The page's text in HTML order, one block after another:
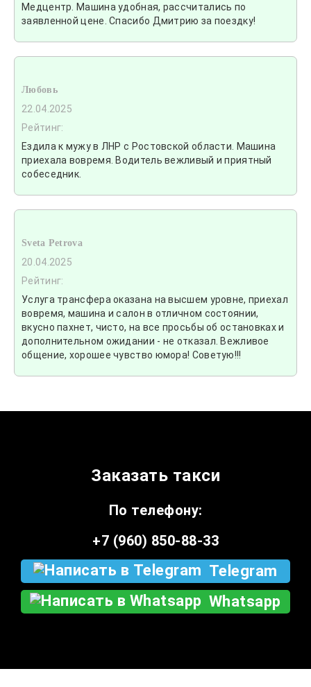
Медцентр. Машина удобная, рассчитались по
заявленной цене. Спасибо Дмитрию за поездку!
Любовь
22.04.2025
Рейтинг:
Ездила к мужу в ЛНР с Ростовской области. Машина
приехала вовремя. Водитель вежливый и приятный
собеседник.
Sveta Petrova
20.04.2025
Рейтинг:
Услуга трансфера оказана на высшем уровне, приехал
вовремя, машина и салон в отличном состоянии,
вкусно пахнет, чисто, на все просьбы об остановках и
дополнительном ожидании - не отказал. Вежливое
общение, хорошее чувство юмора! Советую!!!
Заказать такси
По телефону:
+7 (960) 850-88-33
Telegram
Whatsapp